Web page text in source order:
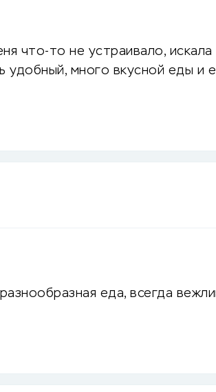
что-то не устраивало,
много вкусной еды и
еда, всегда